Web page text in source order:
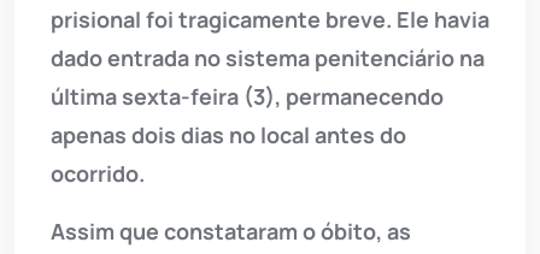
prisional foi tragicamente breve. Ele havia
dado entrada no sistema penitenciário na
última sexta-feira (3), permanecendo
apenas dois dias no local antes do
ocorrido.
Assim que constataram o óbito, as